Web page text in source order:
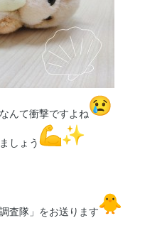
んて衝撃ですよね
しょう
査隊」をお送ります